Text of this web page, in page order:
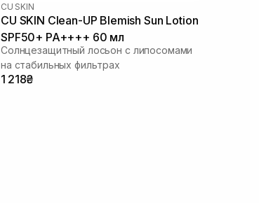
CU SKIN
CU SKIN Clean-UP Blemish Sun Lotion
SPF50+ PA++++ 60 мл
Солнцезащитный лосьон с липосомами
на стабильных фильтрах
1 218₴